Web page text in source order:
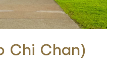
Chi Chan)